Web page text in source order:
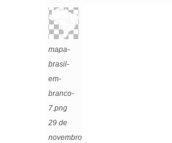
mapa-
brasil-
em-
branco-
7.png
29 de
novembro